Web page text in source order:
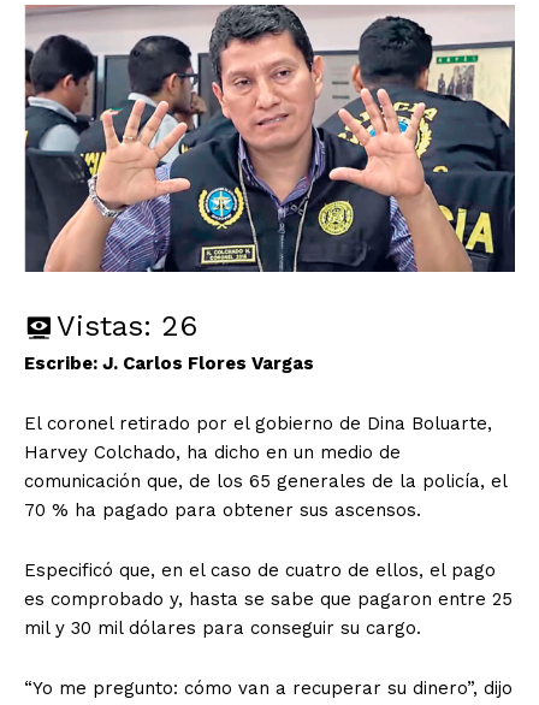
Vistas: 26
Escribe: J. Carlos Flores Vargas
El coronel retirado por el gobierno de Dina Boluarte,
Harvey Colchado, ha dicho en un medio de
comunicación que, de los 65 generales de la policía, el
70 % ha pagado para obtener sus ascensos.
Especificó que, en el caso de cuatro de ellos, el pago
es comprobado y, hasta se sabe que pagaron entre 25
mil y 30 mil dólares para conseguir su cargo.
“Yo me pregunto: cómo van a recuperar su dinero”, dijo